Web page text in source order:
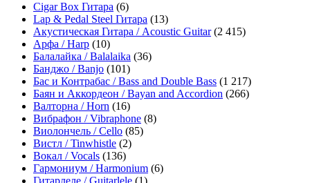
Cigar Box Гитара (6)
Lap & Pedal Steel Гитара (13)
Акустическая Гитара / Acoustic Guitar(2 415)
Арфа / Harp (10)
Балалайка / Balalaika (36)
Банджо / Banjo (101)
Бас и Контрабас / Bass and Double Bass (1 217)
Баян и Аккордеон / Bayan and Accordion (266)
Валторна / Horn (16)
Вибрафон / Vibraphone (8)
Виолончель / Cello (85)
Вистл / Tinwhistle (2)
Вокал / Vocals (136)
Гармониум / Harmonium (6)